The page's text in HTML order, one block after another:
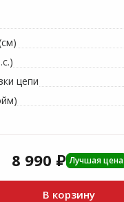
цепи
8 990 ₽ Лучшая цена
В корзину